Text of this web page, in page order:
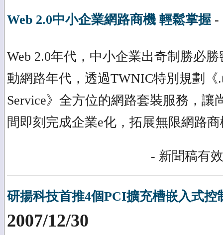
Web 2.0中小企業網路商機 輕鬆掌握 -
Web 2.0年代，中小企業出奇制勝必
動網路年代，透過TWNIC特別規劃《
Service》全方位的網路套裝服務，讓
間即刻完成企業e化，拓展無限網路
- 新聞稿有
研揚科技首推4個PCI擴充槽嵌入式控
2007/12/30